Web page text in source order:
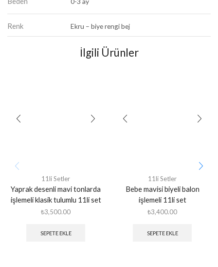
Renk Ekru – biye rengi bej
İlgili Ürünler
11li Setler
Yaprak desenli mavi tonlarda
işlemeli klasik tulumlu 11li set
₺3,500.00
SEPETE EKLE
11li Setler
Bebe mavisi biyeli balon
işlemeli 11li set
₺3,400.00
SEPETE EKLE